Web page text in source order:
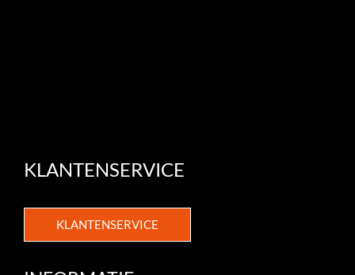
KLANTENSERVICE
KLANTENSERVICE